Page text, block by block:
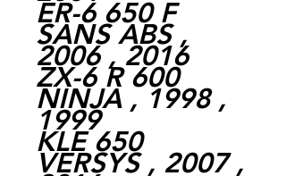
ER-6 650 F
SANS ABS ,
2006 , 2016
ZX-6 R 600
NINJA , 1998 ,
1999
KLE 650
VERSYS , 2007 ,